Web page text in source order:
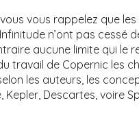
vous vous rappelez que
n’ont pas cessé
aucune limite qui le
travail de Copernic les
les auteurs, les
Descartes, voire